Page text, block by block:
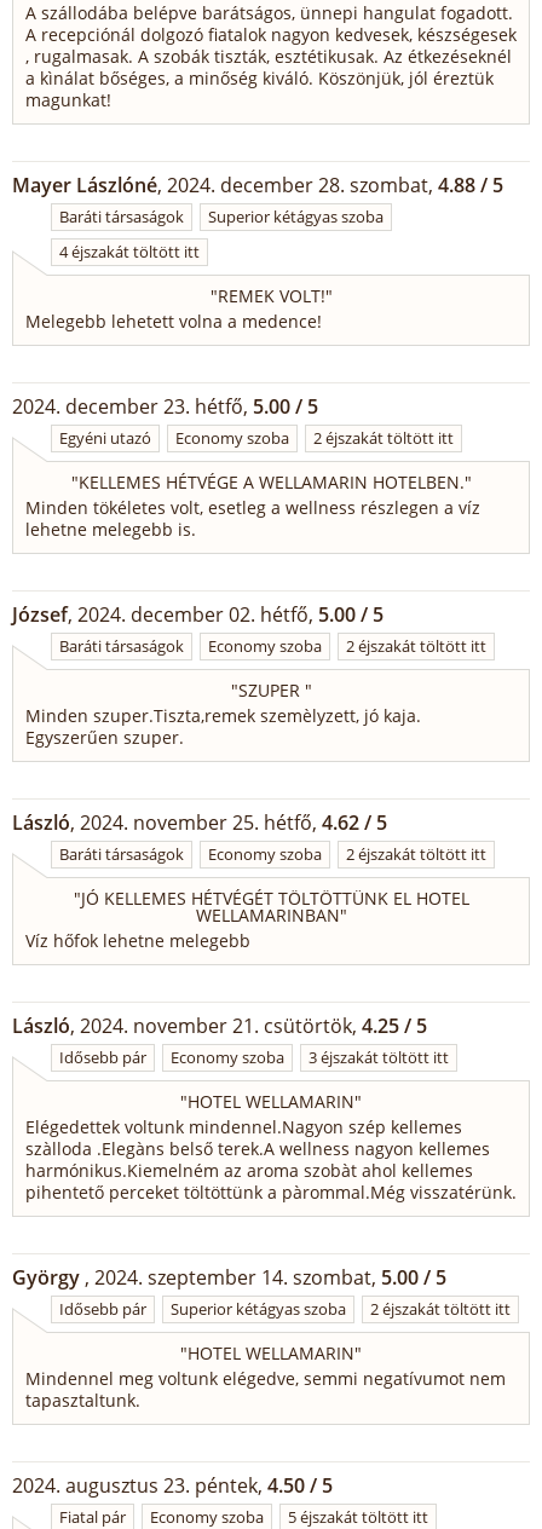
A szállodába belépve barátságos, ünnepi hangulat fogadott.
A recepciónál dolgozó fiatalok nagyon kedvesek, készségesek
, rugalmasak. A szobák tiszták, esztétikusak. Az étkezéseknél
a kìnálat bőséges, a minőség kiváló. Köszönjük, jól éreztük
magunkat!
Mayer Lászlóné, 2024. december 28. szombat, 4.88 / 5
Baráti társaságok
Superior kétágyas szoba
4 éjszakát töltött itt
"REMEK VOLT!"
Melegebb lehetett volna a medence!
2024. december 23. hétfő, 5.00 / 5
Egyéni utazó Economy szoba 2 éjszakát töltött itt
"KELLEMES HÉTVÉGE A WELLAMARIN HOTELBEN."
Minden tökéletes volt, esetleg a wellness részlegen a víz
lehetne melegebb is.
József, 2024. december 02. hétfő, 5.00 / 5
Baráti társaságok Economy szoba 2 éjszakát töltött itt
"SZUPER "
Minden szuper.Tiszta,remek szemèlyzett, jó kaja.
Egyszerűen szuper.
László, 2024. november 25. hétfő, 4.62 / 5
Baráti társaságok Economy szoba 2 éjszakát töltött itt
"JÓ KELLEMES HÉTVÉGÉT TÖLTÖTTÜNK EL HOTEL
WELLAMARINBAN"
Víz hőfok lehetne melegebb
László, 2024. november 21. csütörtök, 4.25 / 5
Idősebb pár Economy szoba 3 éjszakát töltött itt
"HOTEL WELLAMARIN"
Elégedettek voltunk mindennel.Nagyon szép kellemes
szàlloda .Elegàns belső terek.A wellness nagyon kellemes
harmónikus.Kiemelném az aroma szobàt ahol kellemes
pihentető perceket töltöttünk a pàrommal.Még visszatérünk.
György , 2024. szeptember 14. szombat, 5.00 / 5
Idősebb pár Superior kétágyas szoba 2 éjszakát töltött itt
"HOTEL WELLAMARIN"
Mindennel meg voltunk elégedve, semmi negatívumot nem
tapasztaltunk.
2024. augusztus 23. péntek, 4.50 / 5
Fiatal pár Economy szoba 5 éjszakát töltött itt